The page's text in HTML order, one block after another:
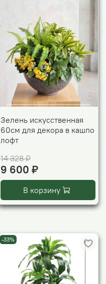
Зелень искусственная
60см для декора в кашпо
лофт
14 328 ₽
9 600 ₽
В корзину
-33%